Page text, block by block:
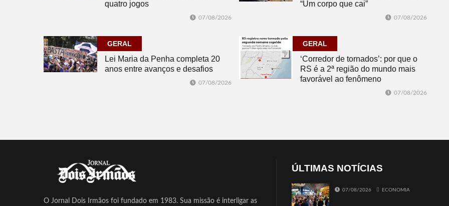
quatro jogos
07/08/2026
“Um corpo que cai”
07/08/2026
GERAL
Lei Maria da Penha completa 20
anos entre avanços e desafios
07/08/2026
GERAL
‘Corredor de tornados’: por que o
RS é a 2ª região do mundo mais
favorável ao fenômeno
07/08/2026
O Jornal Dois Irmãos foi fundado em 1983. Sua missão é interligar as
ÚLTIMAS NOTÍCIAS
07/08/2026 ECONOMIA